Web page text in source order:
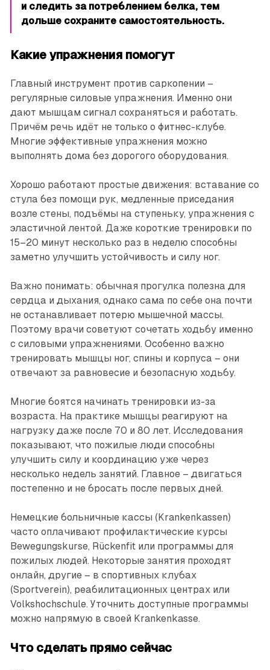
и следить за потреблением белка, тем
дольше сохраните самостоятельность.
Какие упражнения помогут
Главный инструмент против саркопении –
регулярные силовые упражнения. Именно они
дают мышцам сигнал сохраняться и работать.
Причём речь идёт не только о фитнес-клубе.
Многие эффективные упражнения можно
выполнять дома без дорогого оборудования.
Хорошо работают простые движения: вставание со
стула без помощи рук, медленные приседания
возле стены, подъёмы на ступеньку, упражнения с
эластичной лентой. Даже короткие тренировки по
15–20 минут несколько раз в неделю способны
заметно улучшить устойчивость и силу ног.
Важно понимать: обычная прогулка полезна для
сердца и дыхания, однако сама по себе она почти
не останавливает потерю мышечной массы.
Поэтому врачи советуют сочетать ходьбу именно
с силовыми упражнениями. Особенно важно
тренировать мышцы ног, спины и кор­пуса – они
отвечают за равновесие и ­безопасную ходьбу.
Многие боятся начинать тренировки из-за
возраста. На практике мышцы реагируют на
нагрузку даже после 70 и 80 лет. Исследования
показывают, что пожилые люди способны
улучшить силу и координацию уже через
несколько недель занятий. Главное – двигаться
постепенно и не бросать после первых дней.
Немецкие больничные кассы (Krankenkassen)
часто оплачивают профилактические курсы
Bewegungskurse, Rückenfit или программы для
пожилых людей. Некоторые занятия проходят
онлайн, другие – в спортивных клубах
(Sportverein), реабилитационных центрах или
Volkshochschule. Уточнить доступные программы
можно напрямую в своей Krankenkasse.
Что сделать прямо сейчас